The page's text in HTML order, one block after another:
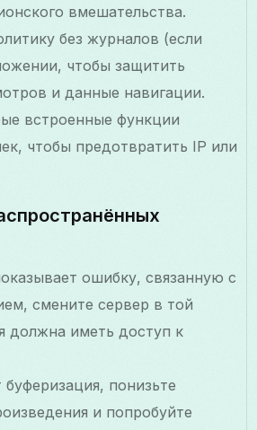
вмешательства.
без журналов (если
чтобы защитить
и данные навигации.
встроенные функции
чтобы предотвратить IP или
ошибку, связанную с
смените сервер в той
должна иметь доступ к
буферизация, понизьте
и попробуйте